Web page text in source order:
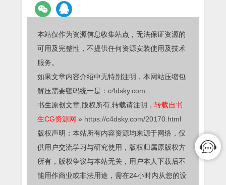
本站仅作为资源信息收集站点，无法保证资源的
可用及完整性，不提供任何资源安装使用及技术
服务。
如果文章内容介绍中无特别注明，本网站压缩包
解压需要密码统一是： c4dsky.com
书生原创文章,版权所有,转载请注明， 转载自书
生CG资源网 » https://c4dsky.com/20170.html
版权声明：本站所有内容资源均来源于网络，仅
供用户交流学习与研究使用，版权归属原版权方
所有，版权争议与本站无关，用户本人下载后不
能用作商业或非法用途，需在24小时内从您的设